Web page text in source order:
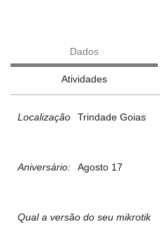
Dados
Atividades
Localização Trindade Goias
Aniversário: Agosto 17
Qual a versão do seu mikrotik